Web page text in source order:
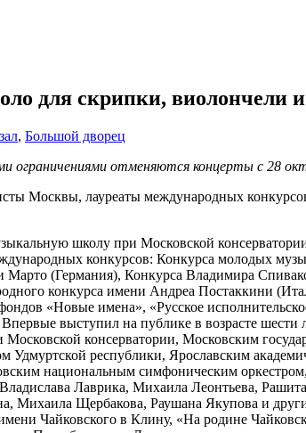
для скрипки, виолончели
, Большой дворец
ограничениями отменяются концерты с 28
Москвы, лауреаты международных
школу при Московской
конкурсов: Конкурса молодых
Марто (Германия), Конкурса Владимира
конкурса имени Андреа Постаккини
«Новые имена», «Русское
выступил на публике в возрасте шести
консерватории, Московским
Удмуртской республики, Ярославским
национальным симфоническим
Лаврика, Михаила Леонтьева,
Михаила Щербакова, Раушана Якупова и
Чайковского в Клину, «На родине